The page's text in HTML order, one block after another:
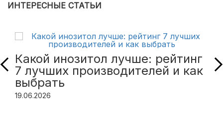
ИНТЕРЕСНЫЕ СТАТЬИ
Какой инозитол лучше: рейтинг
7 лучших производителей и как
выбрать
19.06.2026